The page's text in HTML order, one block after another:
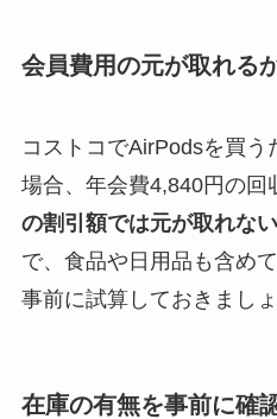
会員費用の元が取れる
コストコでAirPodsを買う
場合、年会費4,840円の回
の割引額では元が取れない
で、食品や日用品も含め
事前に試算しておきましょ
在庫の有無を事前に確